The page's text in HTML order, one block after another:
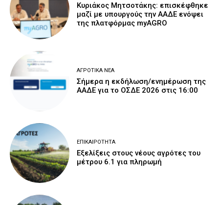
Κυριάκος Μητσοτάκης: επισκέφθηκε
μαζί με υπουργούς την ΑΑΔΕ ενόψει
της πλατφόρμας myAGRO
ΑΓΡΟΤΙΚΆ ΝΈΑ
Σήμερα η εκδήλωση/ενημέρωση της
ΑΑΔΕ για το ΟΣΔΕ 2026 στις 16:00
ΕΠΙΚΑΙΡΌΤΗΤΑ
Εξελίξεις στους νέους αγρότες του
μέτρου 6.1 για πληρωμή